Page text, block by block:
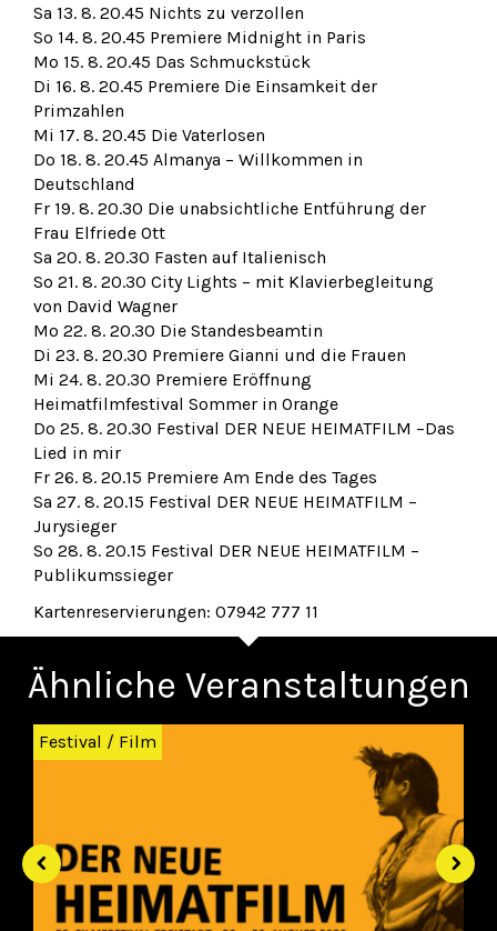
Sa 13. 8. 20.45 Nichts zu verzollen
So 14. 8. 20.45 Premiere Midnight in Paris
Mo 15. 8. 20.45 Das Schmuckstück
Di 16. 8. 20.45 Premiere Die Einsamkeit der
Primzahlen
Mi 17. 8. 20.45 Die Vaterlosen
Do 18. 8. 20.45 Almanya – Willkommen in
Deutschland
Fr 19. 8. 20.30 Die unabsichtliche Entführung der
Frau Elfriede Ott
Sa 20. 8. 20.30 Fasten auf Italienisch
So 21. 8. 20.30 City Lights – mit Klavierbegleitung
von David Wagner
Mo 22. 8. 20.30 Die Standesbeamtin
Di 23. 8. 20.30 Premiere Gianni und die Frauen
Mi 24. 8. 20.30 Premiere Eröffnung
Heimatfilmfestival Sommer in Orange
Do 25. 8. 20.30 Festival DER NEUE HEIMATFILM –Das
Lied in mir
Fr 26. 8. 20.15 Premiere Am Ende des Tages
Sa 27. 8. 20.15 Festival DER NEUE HEIMATFILM –
Jurysieger
So 28. 8. 20.15 Festival DER NEUE HEIMATFILM –
Publikumssieger
Kartenreservierungen: 07942 777 11
Ähnliche Veranstaltungen
Zurück
Festival / Film